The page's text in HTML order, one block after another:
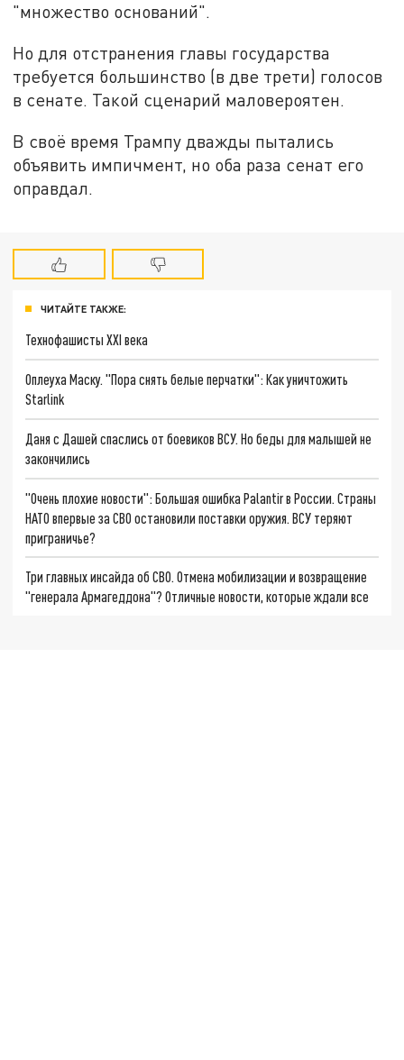
"множество оснований".
Но для отстранения главы государства
требуется большинство (в две трети) голосов
в сенате. Такой сценарий маловероятен.
В своё время Трампу дважды пытались
объявить импичмент, но оба раза сенат его
оправдал.
ЧИТАЙТЕ ТАКЖЕ:
Технофашисты XXI века
Оплеуха Маску. "Пора снять белые перчатки": Как уничтожить
Starlink
Даня с Дашей спаслись от боевиков ВСУ. Но беды для малышей не
закончились
"Очень плохие новости": Большая ошибка Palantir в России. Страны
НАТО впервые за СВО остановили поставки оружия. ВСУ теряют
приграничье?
Три главных инсайда об СВО. Отмена мобилизации и возвращение
"генерала Армагеддона"? Отличные новости, которые ждали все